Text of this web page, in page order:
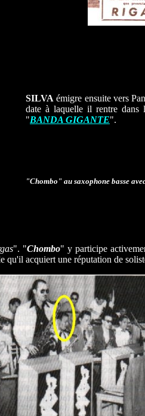
SILVA émigre ensuite vers
date à laquelle il rentre
"BANDA GIGANTE".
"Chombo " au saxophone basse
". "Chombo" y participe
qu'il acquiert une réputation de